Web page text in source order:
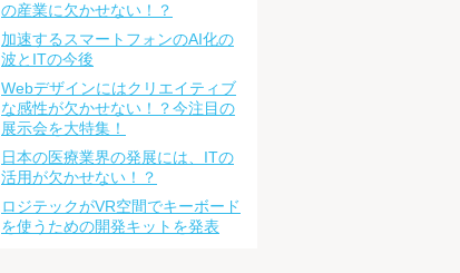
の産業に欠かせない！？
加速するスマートフォンのAI化の
波とITの今後
Webデザインにはクリエイティブ
な感性が欠かせない！？今注目の
展示会を大特集！
日本の医療業界の発展には、ITの
活用が欠かせない！？
ロジテックがVR空間でキーボード
を使うための開発キットを発表